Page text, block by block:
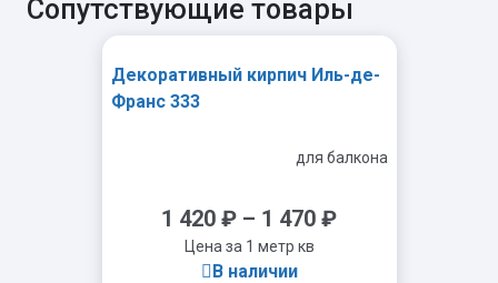
Сопутствующие товары
Декоративный кирпич Иль-де-
Франс 333
для балкона
1 420 ₽ – 1 470 ₽
Цена за 1 метр кв
В наличии